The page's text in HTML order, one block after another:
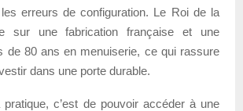
erreurs de configuration. Le Roi de la
sur une fabrication française et une
de 80 ans en menuiserie, ce qui rassure
dans une porte durable.
pratique, c’est de pouvoir accéder à une